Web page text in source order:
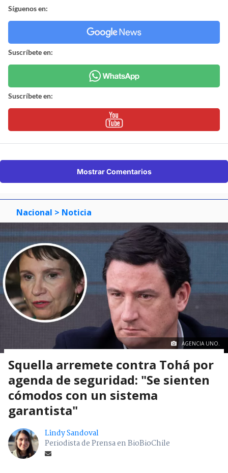
Síguenos en:
Suscríbete en:
Suscríbete en:
Mostrar Comentarios
Nacional > Noticia
AGENCIA UNO.
Squella arremete contra Tohá por
agenda de seguridad: "Se sienten
cómodos con un sistema
garantista"
Lindy Sandoval
Periodista de Prensa en BioBioChile